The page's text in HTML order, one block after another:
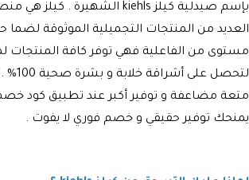
بإسم صيدلية كيلزkiehls الشهيرة . كيلزهي
العديد من المنتجات التجميلية الموثوقة
مستوى من الفاعلية فهي توفر كافة المنتجات
لتحصل
متعة مضاعفة و توفير أكبر عند تطبيق كود
يمنحك توفير حقيقي و خصم فوري لا يفوت .